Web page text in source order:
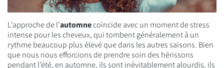
L’approche de l’automnecoïncide avec un moment de stress
intense pour les cheveux, qui tombent généralement à un
rythme beaucoup plus élevé que dans les autres saisons. Bien
que nous nous efforcions de prendre soin des hérissons
pendant l’été, en automne, ils sont inévitablement alourdis, ils